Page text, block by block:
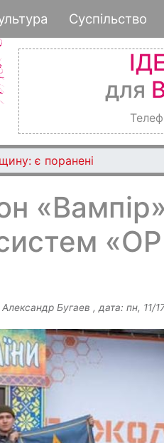
до
основного
Суспільство
для
є поранені
Александр Бугаев , дата: пн, 11/